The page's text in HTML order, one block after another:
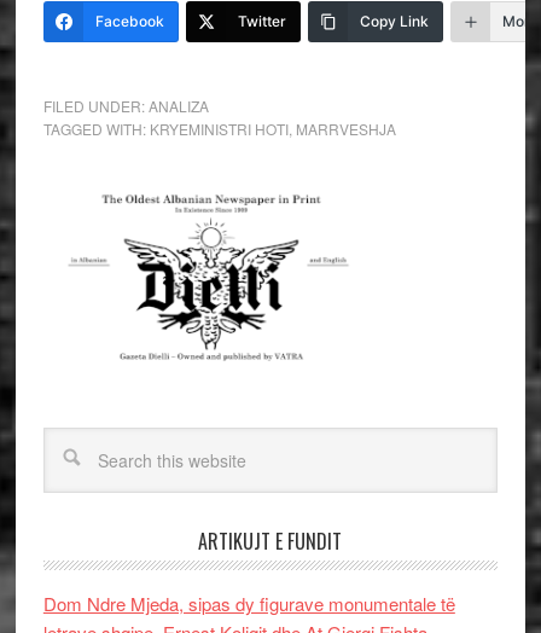
Facebook Twitter Copy Link More
FILED UNDER:ANALIZA
TAGGED WITH: KRYEMINISTRI HOTI, MARRVESHJA
ARTIKUJT E FUNDIT
Dom Ndre Mjeda, sipas dy figurave monumentale të